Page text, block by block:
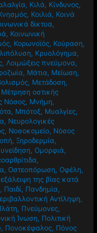
, Κιλά, Κίνδυνος,
, Κοιλιά, Κοινά
δίκτυα,
, Κοινωνική
, Κορωνοϊός, Κούραση,
, Κρυολόγημα,
, Λοιμώξεις πνεύμονα,
, Μάτια, Μείωση,
, Μετάδοση,
Μέτρηση οστικής
Νόσος, Μνήμη,
, Μπότοξ, Μυαλγίες,
, Νευρολογικές
, Νοσοκομείο, Νόσος
,Ξηροδερμία,
, Ομορφιά,
,
, Οστεοπόρωση, Οφέλη,
της βίας κατά
, Παιδί, Πανδημία,
Αντίληψη,
, Πνεύμονες,
Ίνωση, Πολιτική
, Πονοκέφαλος, Πόνος